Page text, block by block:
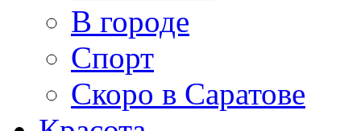
В городе
Спорт
Скоро в Саратове